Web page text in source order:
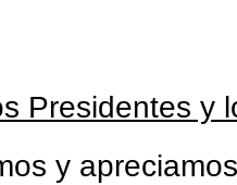
Presidentes y
y